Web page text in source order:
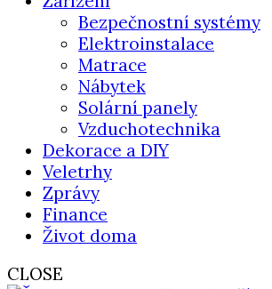
Bezpečnostní systémy
Elektroinstalace
Matrace
Nábytek
Solární panely
Vzduchotechnika
Dekorace a DIY
Veletrhy
Zprávy
Finance
Život doma
CLOSE